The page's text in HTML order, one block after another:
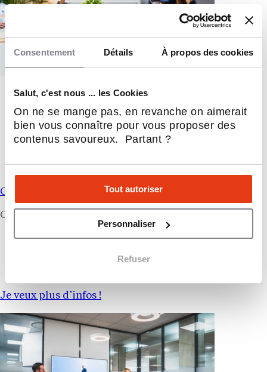
Consentement Détails À propos des cookies
Salut, c'est nous ... les Cookies
On ne se mange pas, en revanche on aimerait
bien vous connaître pour vous proposer des
contenus savoureux. Partant ?
Tout autoriser
Personnaliser
Refuser
CrediPro
CrediPro, Le courtier des pros
Financement, conseil, développement,
Je veux plus d’infos !